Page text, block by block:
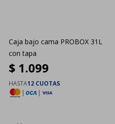
Caja bajo cama PROBOX 31L
con tapa
$ 1.099
HASTA12 CUOTAS
|
|